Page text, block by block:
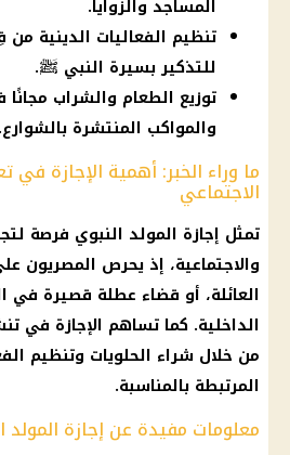
المساجد والزوايا.
تنظيم الفعاليات الدينية من
للتذكير بسيرة النبي ﷺ.
توزيع الطعام والشراب مجانًا
والمواكب المنتشرة بالشوارع.
ما وراء الخبر: أهمية الإجازة في
الاجتماعي
تمثل إجازة المولد النبوي فرصة
والاجتماعية، إذ يحرص المصريون
العائلة، أو قضاء عطلة قصيرة في
الداخلية. كما تساهم الإجازة في
من خلال شراء الحلويات وتنظيم
المرتبطة بالمناسبة.
معلومات مفيدة عن إجازة المولد